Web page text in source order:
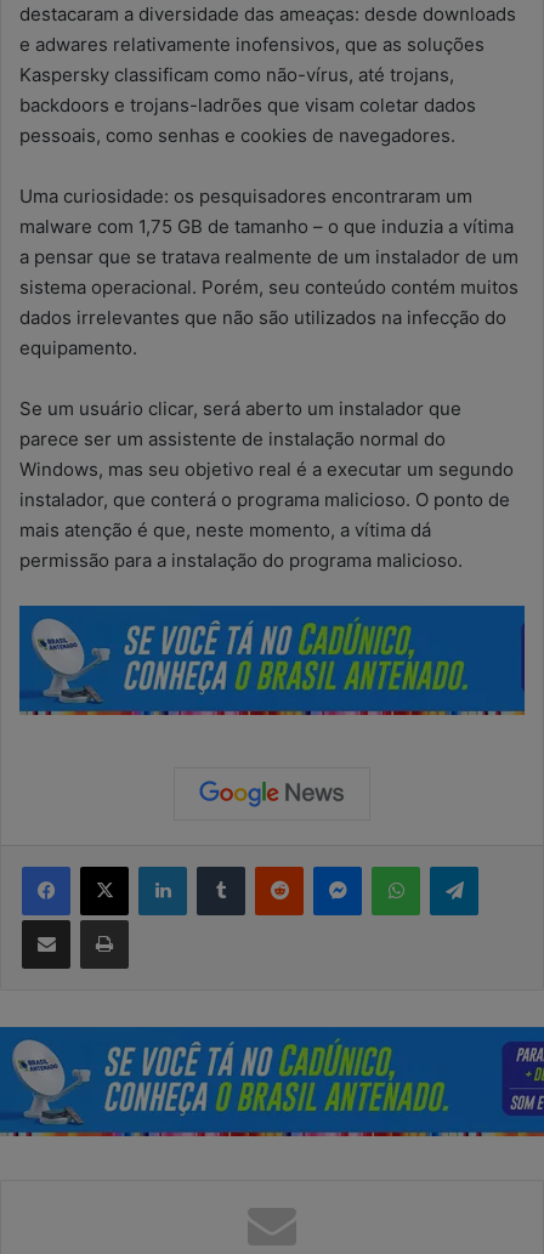
destacaram a diversidade das ameaças: desde downloads
e adwares relativamente inofensivos, que as soluções
Kaspersky classificam como não-vírus, até trojans,
backdoors e trojans-ladrões que visam coletar dados
pessoais, como senhas e cookies de navegadores.
Uma curiosidade: os pesquisadores encontraram um
malware com 1,75 GB de tamanho – o que induzia a vítima
a pensar que se tratava realmente de um instalador de um
sistema operacional. Porém, seu conteúdo contém muitos
dados irrelevantes que não são utilizados na infecção do
equipamento.
Se um usuário clicar, será aberto um instalador que
parece ser um assistente de instalação normal do
Windows, mas seu objetivo real é a executar um segundo
instalador, que conterá o programa malicioso. O ponto de
mais atenção é que, neste momento, a vítima dá
permissão para a instalação do programa malicioso.